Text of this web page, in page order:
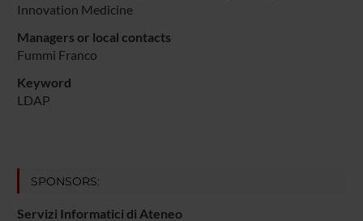
Innovation Medicine
Managers or local contacts
Fummi Franco
Keyword
LDAP
SPONSORS:
Servizi Informatici di Ateneo